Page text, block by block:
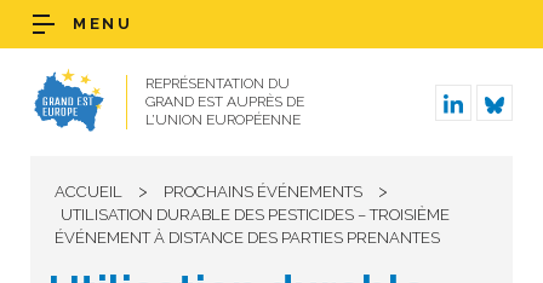
REPRÉSENTATION DU
GRAND EST AUPRÈS DE
L’UNION EUROPÉENNE
MENU
ACCUEIL > PROCHAINS ÉVÉNEMENTS >
UTILISATION DURABLE DES PESTICIDES – TROISIÈME
ÉVÉNEMENT À DISTANCE DES PARTIES PRENANTES